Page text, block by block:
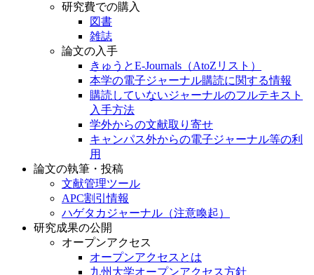
研究費での購入
図書
雑誌
論文の入手
きゅうとE-Journals（AtoZリスト）
本学の電子ジャーナル購読に関する情報
購読していないジャーナルのフルテキスト
入手方法
学外からの文献取り寄せ
キャンパス外からの電子ジャーナル等の利
用
論文の執筆・投稿
文献管理ツール
APC割引情報
ハゲタカジャーナル（注意喚起）
研究成果の公開
オープンアクセス
オープンアクセスとは
九州大学オープンアクセス方針